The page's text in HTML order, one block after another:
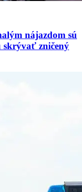
nájazdom sú
skrývať zničený